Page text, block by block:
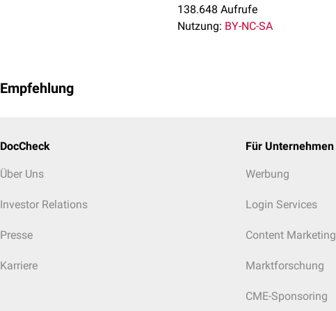
138.648 Aufrufe
Nutzung: BY-NC-SA
Empfehlung
DocCheck
Über Uns
Investor Relations
Presse
Karriere
Für Unternehmen
Werbung
Login Services
Content Marketing
Marktforschung
CME-Sponsoring